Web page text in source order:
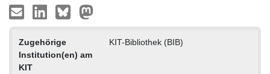
Zugehörige
Institution(en) am
KIT
KIT-Bibliothek (BIB)